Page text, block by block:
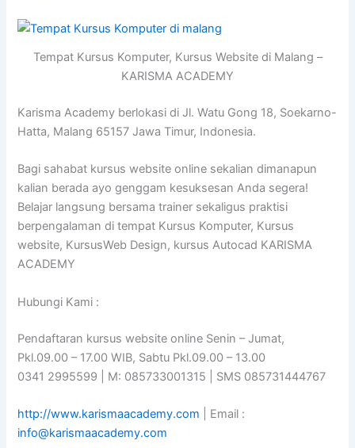
Tempat Kursus Komputer, Kursus Website di Malang –
KARISMA ACADEMY
Karisma Academy berlokasi di Jl. Watu Gong 18, Soekarno-
Hatta, Malang 65157 Jawa Timur, Indonesia.
Bagi sahabat kursus website online sekalian dimanapun
kalian berada ayo genggam kesuksesan Anda segera!
Belajar langsung bersama trainer sekaligus praktisi
berpengalaman di tempat Kursus Komputer, Kursus
website, KursusWeb Design, kursus Autocad KARISMA
ACADEMY
Hubungi Kami :
Pendaftaran kursus website online Senin – Jumat,
Pkl.09.00 – 17.00 WIB, Sabtu Pkl.09.00 – 13.00
0341 2995599 | M: 085733001315 | SMS 085731444767
http://www.karismaacademy.com | Email :
info@karismaacademy.com